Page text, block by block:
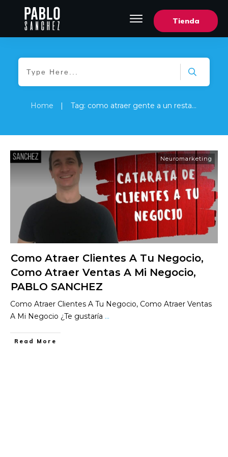
Tienda
Home Tag: como atraer gente a un restaurante
Neuromarketing
Como Atraer Clientes A Tu Negocio,
Como Atraer Ventas A Mi Negocio,
PABLO SANCHEZ
Como Atraer Clientes A Tu Negocio, Como Atraer Ventas
A Mi Negocio ¿Te gustaría ...
​Read More